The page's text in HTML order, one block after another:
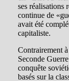
ses réalisations
continue de
avait été
capitaliste.
Contrairement
Seconde
conquête
basés sur la